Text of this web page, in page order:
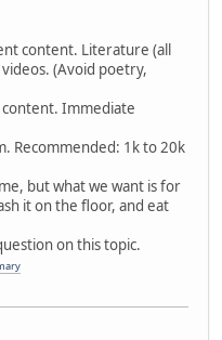
content. Literature (all
(Avoid poetry,
content. Immediate
Recommended: 1k to 20k
but what we want is for
it on the floor, and eat
on this topic.